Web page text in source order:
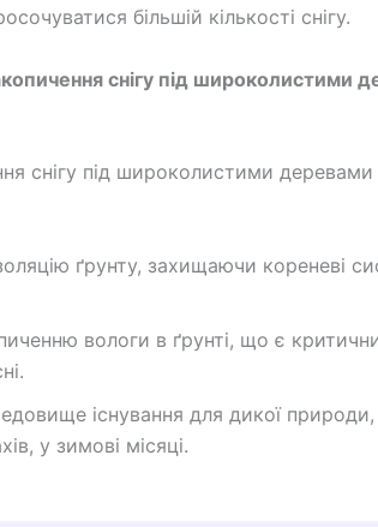
більшій кількості снігу.
снігу під широколистими
снігу під широколистими деревами
ґрунту, захищаючи кореневі
вологи в ґрунті, що є
існування для дикої
у зимові місяці.